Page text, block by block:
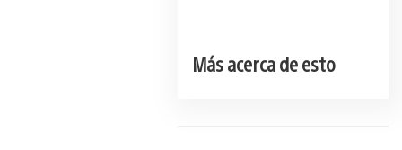
Más acerca de esto